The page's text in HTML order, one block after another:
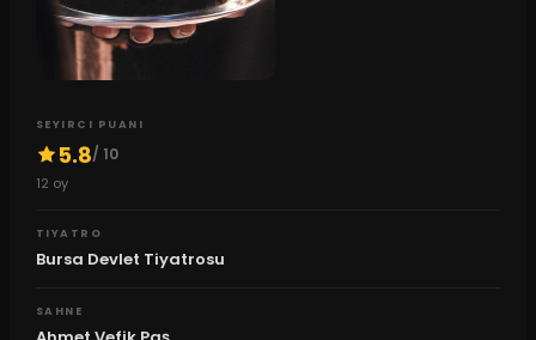
SEYIRCI PUANI
5.8/ 10
12 oy
TIYATRO
Bursa Devlet Tiyatrosu
SAHNE